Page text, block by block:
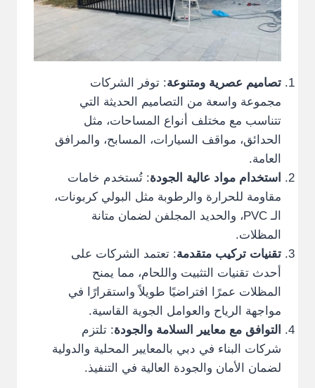
تصاميم عصرية ومتنوعة: توفر الشركات
مجموعة واسعة من التصاميم الحديثة التي
تتناسب مع مختلف أنواع المساحات، مثل
الحدائق، مواقف السيارات، المسابح، والمرافق
العامة.
استخدام مواد عالية الجودة: تُستخدم خامات
مقاومة للحرارة والرطوبة مثل البولي كربونات،
الـ PVC، والحديد المجلفن لضمان متانة
المظلات.
تقنيات تركيب متقدمة: تعتمد الشركات على
أحدث تقنيات التثبيت واللحام، مما يمنح
المظلات عمرًا افتراضيًا طويلاً واستقرارًا في
مواجهة الرياح والعوامل الجوية القاسية.
التوافق مع معايير السلامة والجودة: تلتزم
شركات البناء في دبي بالمعايير المحلية والدولية
لضمان الأمان والجودة العالية في التنفيذ.